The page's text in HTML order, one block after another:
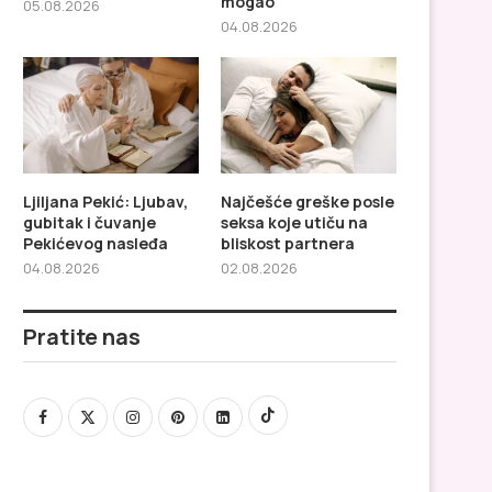
ali zaboraviti nisam mogao
05.08.2026
04.08.2026
Ljiljana Pekić: Ljubav,
gubitak i čuvanje
Pekićevog nasleđa
04.08.2026
Najčešće greške posle
seksa koje utiču na
bliskost partnera
02.08.2026
Pratite nas